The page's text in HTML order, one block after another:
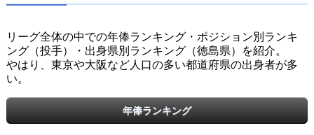
リーグ全体の中での年俸ランキング・ポジション別ランキ
ング（投手）・出身県別ランキング（徳島県）を紹介。
やはり、東京や大阪など人口の多い都道府県の出身者が多
い。
年俸ランキング